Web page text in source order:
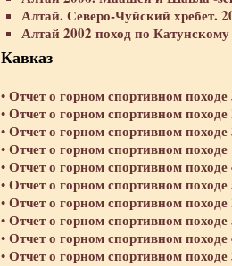
Алтай. Северо-Чуйский хребет.
Алтай 2002 поход по
Кавказ
• Отчет о горном спортивном
• Отчет о горном спортивном
• Отчет о горном спортивном
• Отчет о горном спортивном
• Отчет о горном спортивном
• Отчет о горном спортивном
• Отчет о горном спортивном
• Отчет о горном спортивном
• Отчет о горном спортивном
• Отчет о горном спортивном